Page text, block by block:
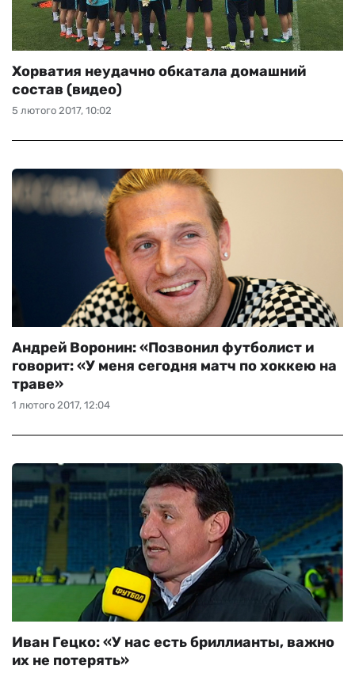
5 лютого 2017, 10:02
Хорватия неудачно обкатала домашний
состав (видео)
1 лютого 2017, 12:04
Андрей Воронин: «Позвонил футболист и
говорит: «У меня сегодня матч по хоккею на
траве»
Иван Гецко: «У нас есть бриллианты, важно
их не потерять»